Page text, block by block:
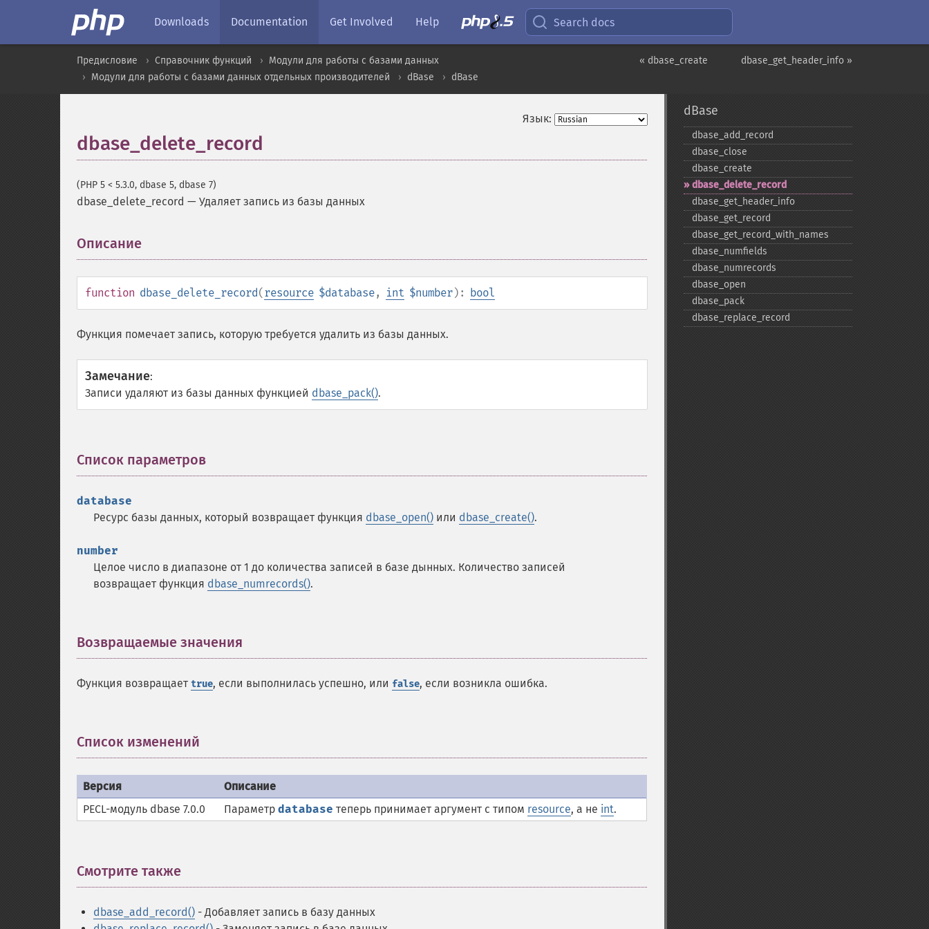
Downloads Documentation Get Involved Help Search docs
dbase_get_header_info »
« dbase_create
Предисловие Справочник функций
Модули для работы с базами данных
Модули для работы с базами данных отдельных производителей
dBase dBase
Язык:
dbase_delete_record
(PHP 5 < 5.3.0, dbase 5, dbase 7)
dbase_delete_record — Удаляет запись из базы данных
Описание
function dbase_delete_record(resource $database, int $number): bool
Функция помечает запись, которую требуется удалить из базы данных.
Замечание:
Записи удаляют из базы данных функцией dbase_pack().
Список параметров
database
Ресурс базы данных, который возвращает функция dbase_open() или dbase_create().
number
Целое число в диапазоне от 1 до количества записей в базе дынных. Количество записей
возвращает функция dbase_numrecords().
Возвращаемые значения
Функция возвращает true, если выполнилась успешно, или false, если возникла ошибка.
Список изменений
Версия
Описание
PECL-модуль dbase 7.0.0
Параметр database теперь принимает аргумент с типом resource, а не int.
Смотрите также
dbase_add_record() - Добавляет запись в базу данных
dBase
dbase_​add_​record
dbase_​close
dbase_​create
dbase_​delete_​record
dbase_​get_​header_​info
dbase_​get_​record
dbase_​get_​record_​with_​names
dbase_​numfields
dbase_​numrecords
dbase_​open
dbase_​pack
dbase_​replace_​record